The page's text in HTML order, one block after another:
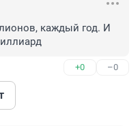
каждый год. И
+0 –0